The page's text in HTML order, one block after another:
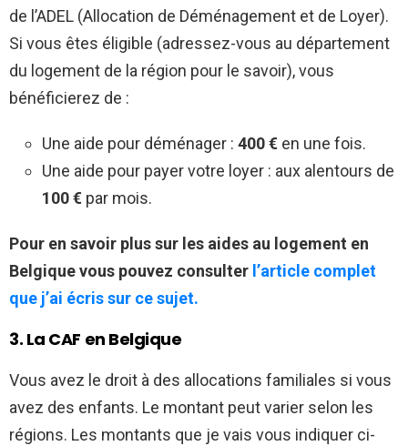
de l’ADEL (Allocation de Déménagement et de Loyer).
Si vous êtes éligible (adressez-vous au département
du logement de la région pour le savoir), vous
bénéficierez de :
Une aide pour déménager : 400 € en une fois.
Une aide pour payer votre loyer : aux alentours de
100 € par mois.
Pour en savoir plus sur les aides au logement en
Belgique vous pouvez consulter l’article complet
que j’ai écris sur ce sujet.
3. La CAF en Belgique
Vous avez le droit à des allocations familiales si vous
avez des enfants. Le montant peut varier selon les
régions. Les montants que je vais vous indiquer ci-